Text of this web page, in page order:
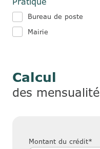
Bureau de poste
Mairie
Calcul
des
Montant du crédit*